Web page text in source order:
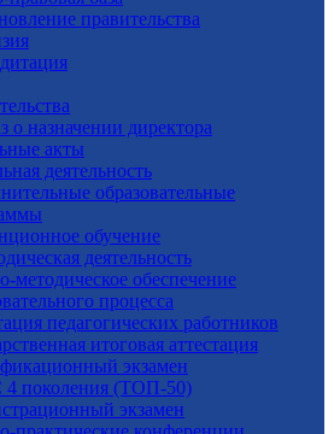
правительства
о назначении директора
акты
деятельность
образовательные
обучение
деятельность
методическое обеспечение
процесса
педагогических работников
итоговая аттестация
экзамен
поколения (ТОП-50)
экзамен